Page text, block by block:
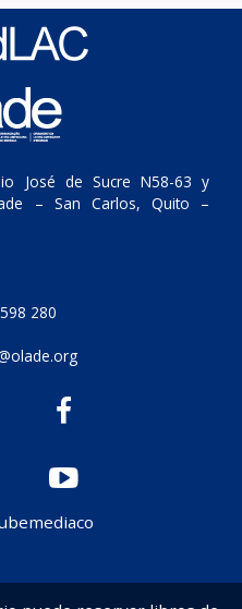
José de Sucre N58-63 y
– San Carlos, Quito –
280